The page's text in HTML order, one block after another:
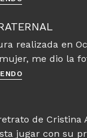
de
fraternidad
realizada en
me dio la
El
de Cristina
jugar con su